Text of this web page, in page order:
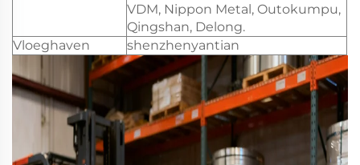
VDM, Nippon Metal, Outokumpu,
Qingshan, Delong.
Vloeghaven
shenzhenyantian